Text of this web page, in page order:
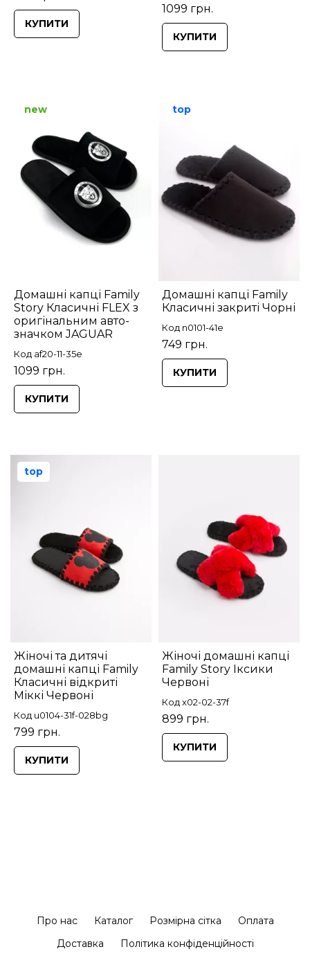
КУПИТИ
1099 грн.
КУПИТИ
Домашні капці Family
Story Класичні FLEX з
оригінальним авто-
значком JAGUAR
Код af20-11-35e
1099 грн.
new
КУПИТИ
Домашні капці Family
Класичні закриті Чорні
Код n0101-41e
749 грн.
top
КУПИТИ
Жіночі та дитячі
домашні капці Family
Класичні відкриті
Міккі Червоні
Код u0104-31f-028bg
799 грн.
top
КУПИТИ
Жіночі домашні капці
Family Story Іксики
Червоні
Код x02-02-37f
899 грн.
КУПИТИ
Про нас Каталог Розмірна сітка
Оплата
Доставка
Політика конфіденційності